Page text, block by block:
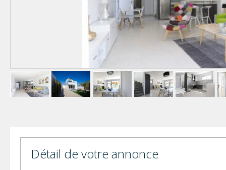
Détail de votre annonce